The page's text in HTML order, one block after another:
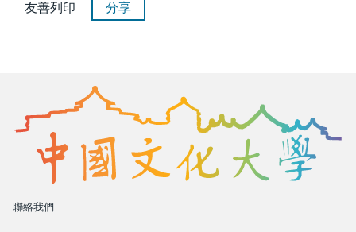
友善列印 分享
聯絡我們